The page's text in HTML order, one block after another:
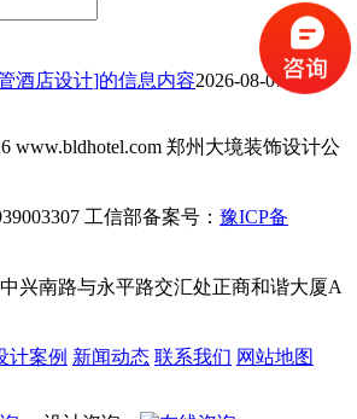
酒店设计]的信息内容2026-08-07
www.bldhotel.com 郑州大境装饰设计公
工信部备案号： 豫ICP备
兴南路与永平路交汇处正商和谐大厦A
计案例 新闻动态 联系我们 网站地图